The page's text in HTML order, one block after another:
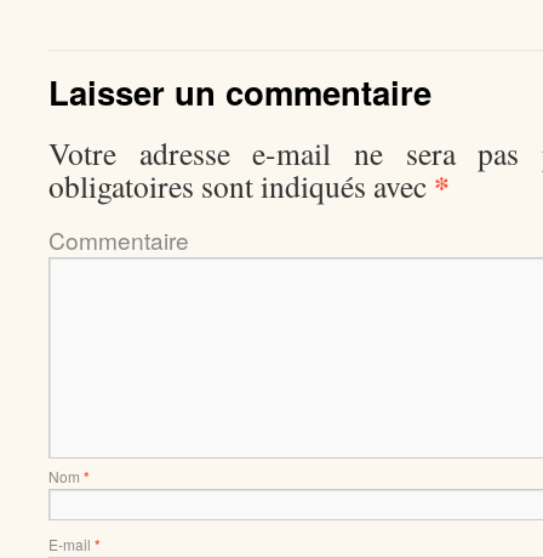
Laisser un commentaire
Votre adresse e-mail ne sera pas
obligatoires sont indiqués avec *
Nom *
E-mail *